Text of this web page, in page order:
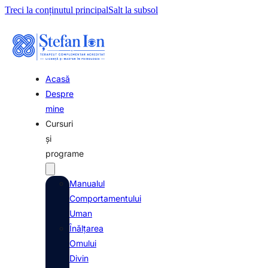
Treci la conținutul principalSalt la subsol
Acasă
Despre
mine
Cursuri
și
programe
Manualul
Comportamentului
Uman
Înălțarea
Omului
Divin